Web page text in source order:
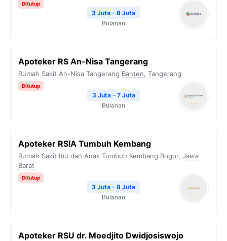
Ditutup
3 Juta - 8 Juta
Bulanan
Apoteker RS An-Nisa Tangerang
Rumah Sakit An-Nisa Tangerang Banten, Tangerang
Ditutup
3 Juta - 7 Juta
Bulanan
Apoteker RSIA Tumbuh Kembang
Rumah Sakit Ibu dan Anak Tumbuh Kembang Bogor, Jawa
Barat
Ditutup
3 Juta - 8 Juta
Bulanan
Apoteker RSU dr. Moedjito Dwidjosiswojo